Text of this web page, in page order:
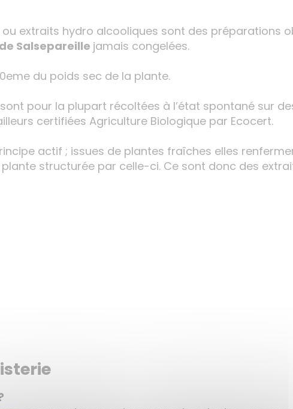
ou extraits hydro alcooliques sont des préparations
de Salsepareille jamais congelées.
du poids sec de la plante.
sont pour la plupart récoltées à l’état spontané sur
certifiées Agriculture Biologique par Ecocert.
actif ; issues de plantes fraîches elles
structurée par celle-ci. Ce sont donc des